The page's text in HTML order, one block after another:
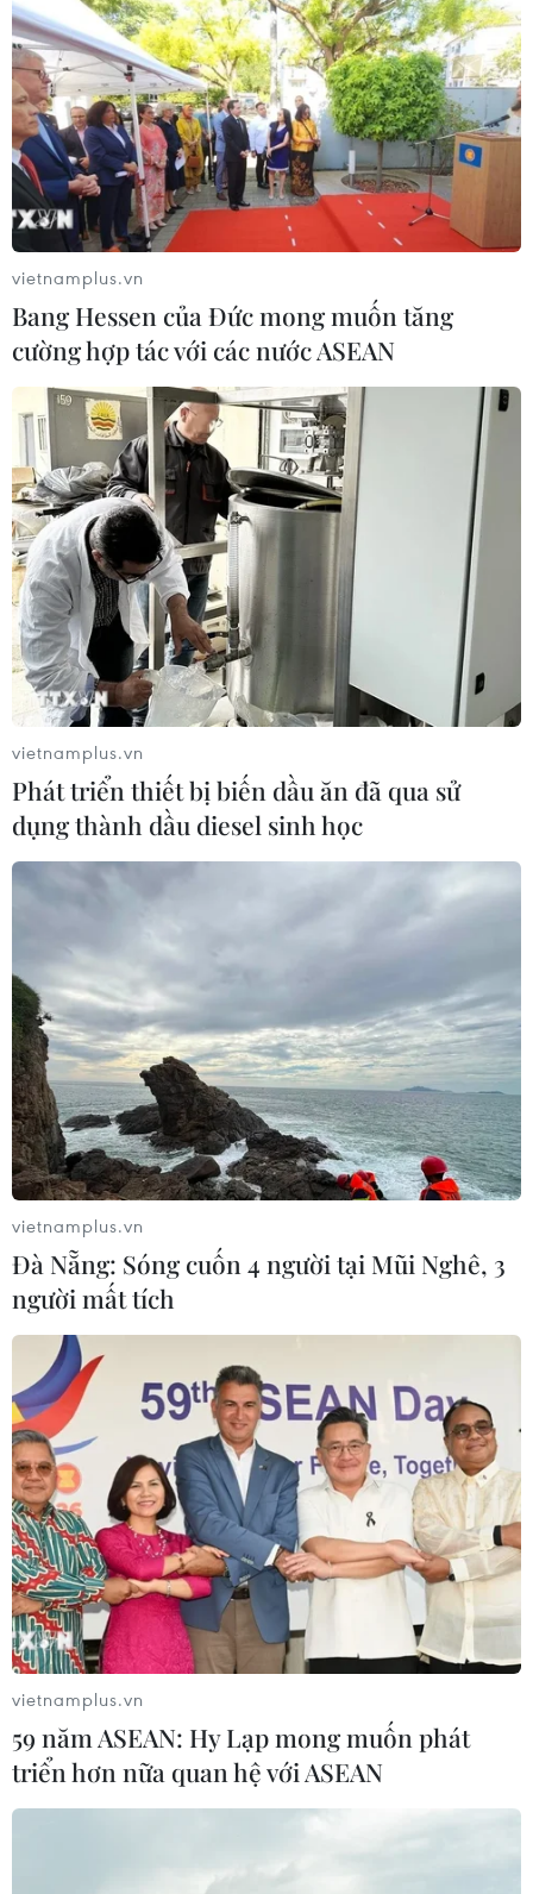
Lợi nhuận của tập đoàn Huawei sụt giảm
mạnh trong năm 2022
31/03/2023 13:24
Theo bản báo cáo mà Huawei mới công bố, năm 2022,
tập đoàn này ghi nhận mức lợi nhuận ròng 35,6 tỷ nhân
dân tệ (tương đương 5,2 tỷ USD), giảm 68,7% so với
cùng kỳ năm 2021.
Trung Quốc phản đối lệnh cấm Huawei
của một số nước châu Âu
16/06/2023 15:31
Ngày 15/6, Ủy viên EU Thierry Breton đã kêu gọi các
nước EU tham gia cùng 10 quốc gia đã hạn chế hoặc
cấm Huawei và ZTE góp mặt trong mạng viễn thông 5G,
với lý do rủi ro an ninh chung của khối.
Huawei: Ứng dụng công nghệ 5G trong
kinh doanh gặp khó khăn
29/06/2023 22:18
Giám đốc tài chính của Huawei Mạnh Vãn Châu cho
biết những thách thức trong việc ứng dụng công nghệ
5G trong kinh doanh đã bị đánh giá thấp và hoàn toàn
khác với mạng 2G, 3G và 4G.
vietnamplus.vn
Bang Hessen của Đức mong muốn tăng
cường hợp tác với các nước ASEAN
vietnamplus.vn
Phát triển thiết bị biến dầu ăn đã qua sử
dụng thành dầu diesel sinh học
vietnamplus.vn
Đà Nẵng: Sóng cuốn 4 người tại Mũi Nghê, 3
người mất tích
vietnamplus.vn
59 năm ASEAN: Hy Lạp mong muốn phát
triển hơn nữa quan hệ với ASEAN